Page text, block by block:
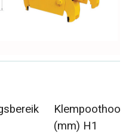
(mm) H1